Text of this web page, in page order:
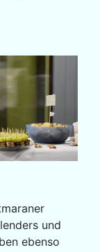
und
ebenso